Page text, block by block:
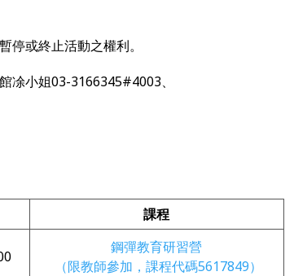
停或終止活動之權利。
凃小姐03-3166345#4003、
課程
鋼彈教育研習營
（限教師參加，課程代碼5617849）